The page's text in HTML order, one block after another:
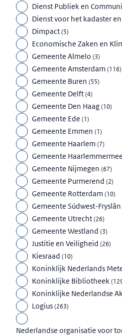
Dienst Publiek en
Dienst voor het kadaster
Dimpact(5)
Economische Zaken en
Gemeente Almelo (3)
Gemeente Amsterdam (116)
Gemeente Buren (55)
Gemeente Delft(4)
Gemeente Den Haag(10)
Gemeente Ede (1)
Gemeente Emmen (1)
Gemeente Haarlem (7)
Gemeente
Gemeente Nijmegen (67)
Gemeente Purmerend (2)
Gemeente Rotterdam (10)
Gemeente Súdwest-Fryslân
Gemeente Utrecht(26)
Gemeente Westland (3)
Justitie en Veiligheid (26)
Kiesraad (10)
Koninklijk Nederlands
Koninklijke Bibliotheek(
Koninklijke Nederlandse
Logius(263)
Nederlandse organisatie voor